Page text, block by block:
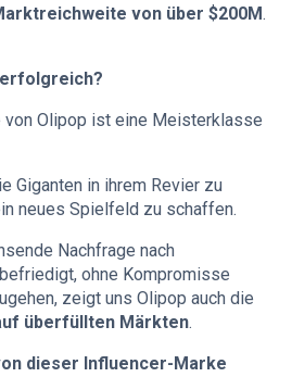
von über $200M.
Olipop ist eine Meisterklasse
Giganten in ihrem Revier zu
neues Spielfeld zu schaffen.
Nachfrage nach
ohne Kompromisse
zeigt uns Olipop auch die
überfüllten Märkten.
dieser Influencer-Marke